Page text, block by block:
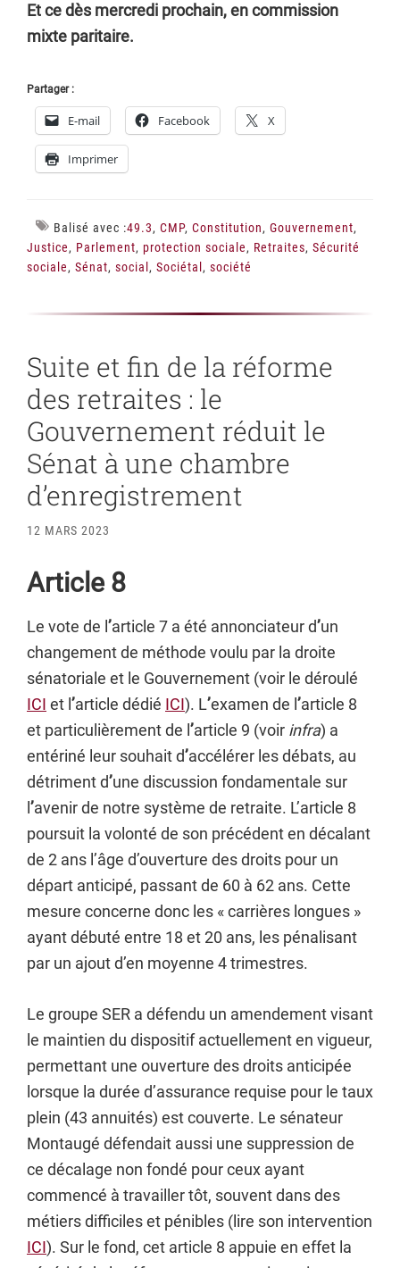
Et ce dès mercredi prochain, en commission
mixte paritaire.
Partager :
E-mail Facebook X
Imprimer
Balisé avec :49.3, CMP, Constitution, Gouvernement,
Justice, Parlement, protection sociale, Retraites, Sécurité
sociale, Sénat, social , Sociétal , société
Suite et fin de la réforme
des retraites : le
Gouvernement réduit le
Sénat à une chambre
d’enregistrement
12 MARS 2023
Article 8
Le vote de l ’article 7 a été annonciateur d’un
changement de méthode voulu par la droite
sénatoriale et le Gouvernement (voir le déroulé
ICI et l ’article dédié ICI). L’examen de l ’article 8
et particulièrement de l ’article 9 (voir infra) a
entériné leur souhait d’accélérer les débats, au
détriment d’une discussion fondamentale sur
’avenir de notre système de retraite. L’article 8
poursuit la volonté de son précédent en décalant
de 2 ans l’âge d’ouverture des droits pour un
départ anticipé, passant de 60 à 62 ans. Cette
mesure concerne donc les « carrières longues »
ayant débuté entre 18 et 20 ans, les pénalisant
par un ajout d’en moyenne 4 trimestres.
Le groupe SER a défendu un amendement visant
le maintien du dispositif actuellement en vigueur,
permettant une ouverture des droits anticipée
lorsque la durée d’assurance requise pour le taux
plein (43 annuités) est couverte. Le sénateur
Montaugé défendait aussi une suppression de
ce décalage non fondé pour ceux ayant
commencé à travailler tôt, souvent dans des
métiers difficiles et pénibles (lire son intervention
ICI). Sur le fond, cet article 8 appuie en effet la